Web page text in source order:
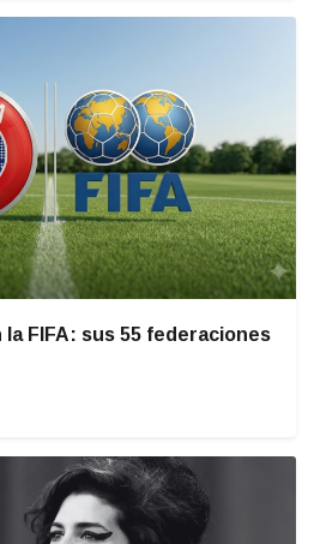
la FIFA: sus 55 federaciones